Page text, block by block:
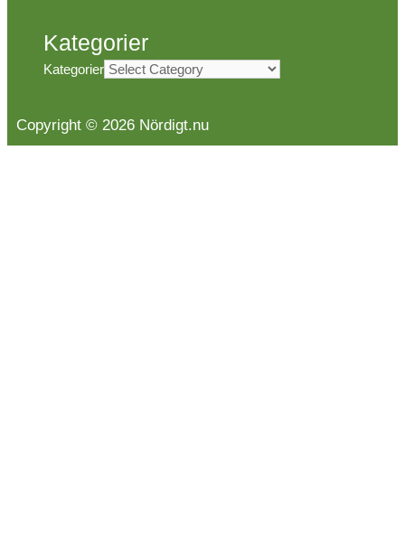
Kategorier
Kategorier
Copyright © 2026 Nördigt.nu